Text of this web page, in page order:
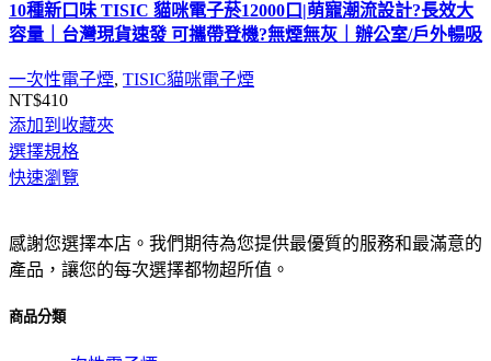
10種新口味 TISIC 貓咪電子菸12000口|萌寵潮流設計?長效大
容量｜台灣現貨速發 可攜帶登機?無煙無灰｜辦公室/戶外暢吸
一次性電子煙, TISIC貓咪電子煙
NT$410
添加到收藏夾
選擇規格
快速瀏覽
感謝您選擇本店。我們期待為您提供最優質的服務和最滿意的
產品，讓您的每次選擇都物超所值。
商品分類